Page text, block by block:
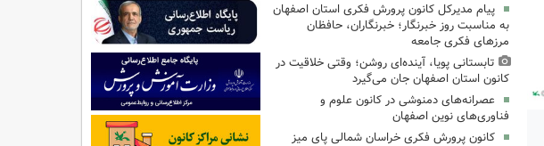
پیام مدیرکل کانون پرورش فکری استان اصفهان
به مناسبت روز خبرنگار؛ خبرنگاران، حافظان
مرزهای فکری جامعه
تابستانی پویا، آینده‌ای روشن؛ وقتی خلاقیت در
کانون استان اصفهان جان می‌گیرد
عصرانه‌های دمنوشی در کانون علوم و
فناوری‌های نوین اصفهان
کانون پرورش فکری خراسان شمالی پای میز